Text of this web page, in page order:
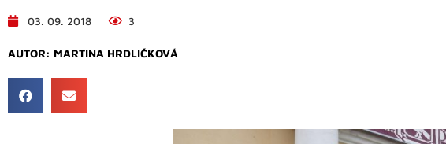
03. 09. 2018 3
AUTOR: MARTINA HRDLIČKOVÁ